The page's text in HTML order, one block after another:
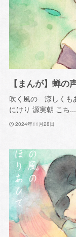
【まんが】蝉の
吹く風の 涼しく
にけり 源実朝 こち...
2024年11月28日